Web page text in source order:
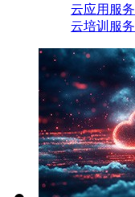
云应用服务
云培训服务